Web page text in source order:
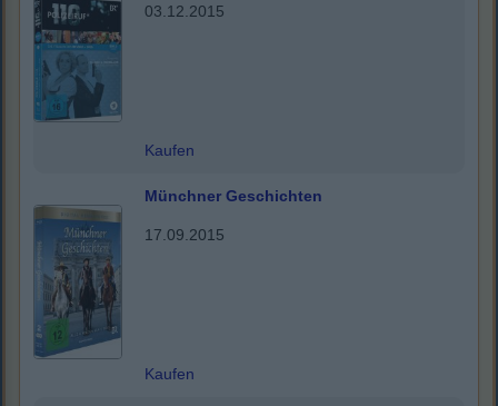
03.12.2015
Kaufen
Münchner Geschichten
17.09.2015
Kaufen